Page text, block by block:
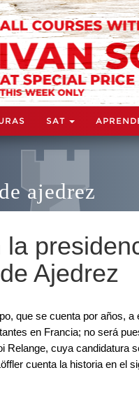
SAT
ajedrez
la
Ajedrez
que se cuenta por años,
en Francia; no será
Relange, cuya candidatura
cuenta la historia en el